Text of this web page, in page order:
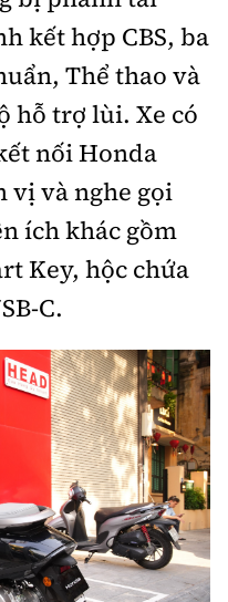
kết hợp CBS, ba
Thể thao và
hỗ trợ lùi. Xe có
nối Honda
vị và nghe gọi
ích khác gồm
Key, hộc chứa
C.